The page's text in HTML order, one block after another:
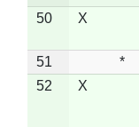
50 X
51 *
52
X